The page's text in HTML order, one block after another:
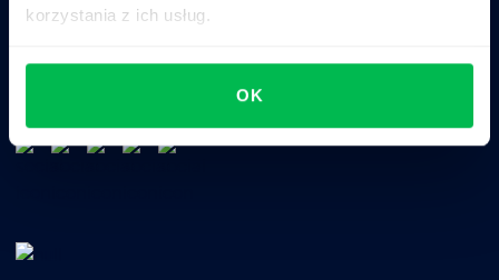
korzystania z ich usług.
OK
Claude Perplexity
Business driven. People focused.